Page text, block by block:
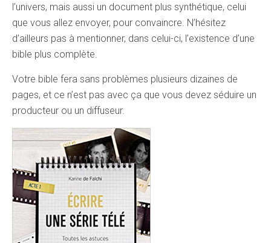
l’univers, mais aussi un document plus synthétique, celui
que vous allez envoyer, pour convaincre. N’hésitez
d’ailleurs pas à mentionner, dans celui-ci, l’existence d’une
bible plus complète.
Votre bible fera sans problèmes plusieurs dizaines de
pages, et ce n’est pas avec ça que vous devez séduire un
producteur ou un diffuseur.